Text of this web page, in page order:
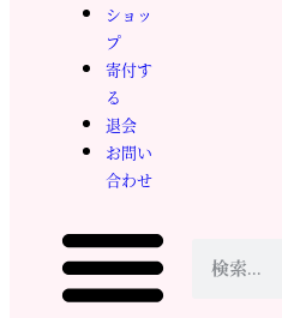
ショッ
プ
寄付す
る
退会
お問い
合わせ